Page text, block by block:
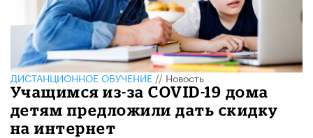
ДИСТАНЦИОННОЕ ОБУЧЕНИЕ//Новость
Учащимся из-за COVID-19 дома
детям предложили дать скидку
на интернет